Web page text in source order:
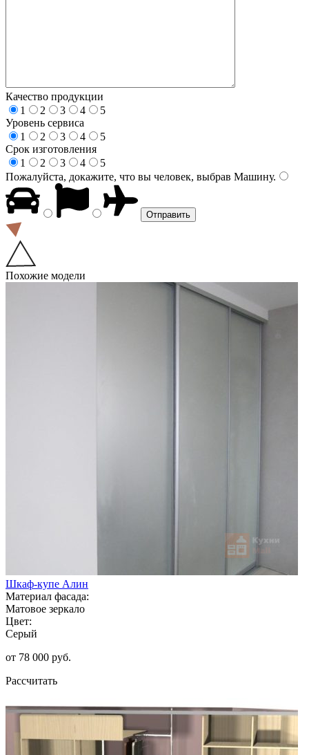
Качество продукции
1
2 3 4
5
Уровень сервиса
1
2 3 4
5
Срок изготовления
1
2 3 4
5
Пожалуйста, докажите, что вы человек, выбрав Машину.
Похожие модели
Шкаф-купе Алин
Материал фасада:
Матовое зеркало
Цвет:
Серый
от 78 000 руб.
Рассчитать